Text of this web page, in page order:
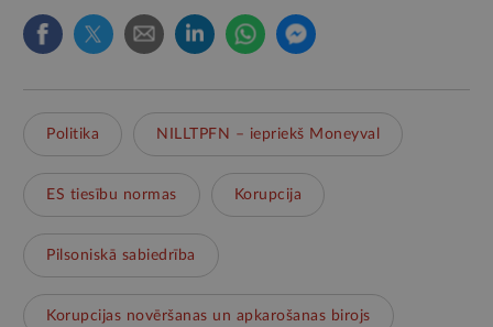
Politika NILLTPFN – iepriekš Moneyval
ES tiesību normas Korupcija
Pilsoniskā sabiedrība
Korupcijas novēršanas un apkarošanas birojs